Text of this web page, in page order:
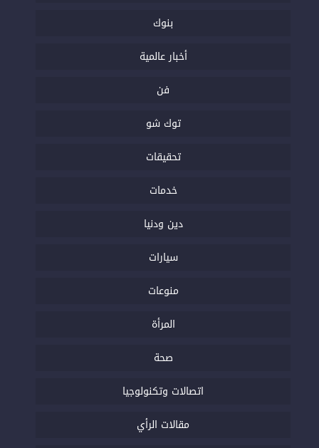
بنوك
أخبار عالمية
فن
توك شو
تحقيقات
خدمات
دين ودنيا
سيارات
منوعات
المرأة
صحة
اتصالات وتكنولوجيا
مقالات الرأي